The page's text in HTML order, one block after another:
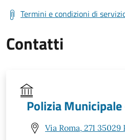
Termini e condizioni di
Contatti
Polizia
Via Roma, 271